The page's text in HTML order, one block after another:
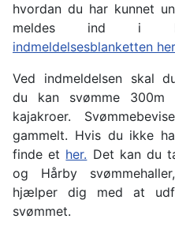
hvordan du har kunnet
meldes ind i
indmeldelsesblanketten
Ved indmeldelsen skal
du kan svømme
kajakroer.
gammelt. Hvis du ikke
finde et her. Det kan du
og Hårby
hjælper dig med at
svømmet.